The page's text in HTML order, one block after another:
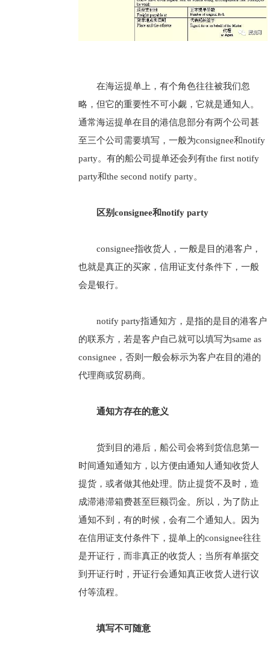
在海运提单上，有个角色往往被我们忽
略，但它的重要性不可小觑，它就是通知人。
通常海运提单在目的港信息部分有两个公司甚
至三个公司需要填写，一般为consignee和notify
party。有的船公司提单还会列有the first notify
party和the second notify party。
区别consignee和notify party
consignee指收货人，一般是目的港客户，
也就是真正的买家，信用证支付条件下，一般
会是银行。
notify party指通知方，是指的是目的港客户
的联系方，若是客户自己就可以填写为same as
consignee，否则一般会标示为客户在目的港的
代理商或贸易商。
通知方存在的意义
货到目的港后，船公司会将到货信息第一
时间通知通知方，以方便由通知人通知收货人
提货，或者做其他处理。防止提货不及时，造
成滞港滞箱费甚至巨额罚金。所以，为了防止
通知不到，有的时候，会有二个通知人。因为
在信用证支付条件下，提单上的consignee往往
是开证行，而非真正的收货人；当所有单据交
到开证行时，开证行会通知真正收货人进行议
付等流程。
填写不可随意